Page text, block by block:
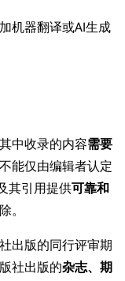
机器翻译或AI生成
中收录的内容需要
能仅由编辑者认定
其引用提供可靠和
。
出版的同行评审期
社出版的杂志、期